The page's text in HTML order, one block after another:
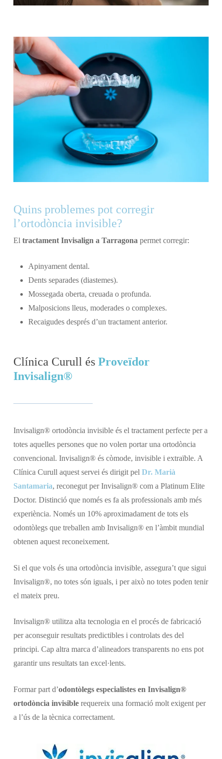
Quins problemes pot corregir
l’ortodòncia invisible?
Eltractament Invisalign a Tarragona permet corregir:
Apinyament dental.
Dents separades (diastemes).
Mossegada oberta, creuada o profunda.
Malposicions lleus, moderades o complexes.
Recaigudes després d’un tractament anterior.
Clínica Curull ésProveïdor
Invisalign®
Invisalign® ortodòncia invisible és el tractament perfecte per a
totes aquelles persones que no volen portar una ortodòncia
convencional. Invisalign® és còmode, invisible i extraïble. A
Clínica Curull aquest servei és dirigit pelDr. Marià
Santamaria, reconegut per Invisalign® com a Platinum Elite
Doctor. Distinció que només es fa als professionals amb més
experiència. Només un 10% aproximadament de tots els
odontòlegs que treballen amb Invisalign® en l’àmbit mundial
obtenen aquest reconeixement.
Si el que vols és una ortodòncia invisible, assegura’t que sigui
Invisalign®, no totes són iguals, i per això no totes poden tenir
el mateix preu.
Invisalign® utilitza alta tecnologia en el procés de fabricació
per aconseguir resultats predictibles i controlats des del
principi. Cap altra marca d’alineadors transparents no ens pot
garantir uns resultats tan excel·lents.
Formar part d’odontòlegs especialistes en Invisalign®
ortodòncia invisible requereix una formació molt exigent per
a l’ús de la tècnica correctament.